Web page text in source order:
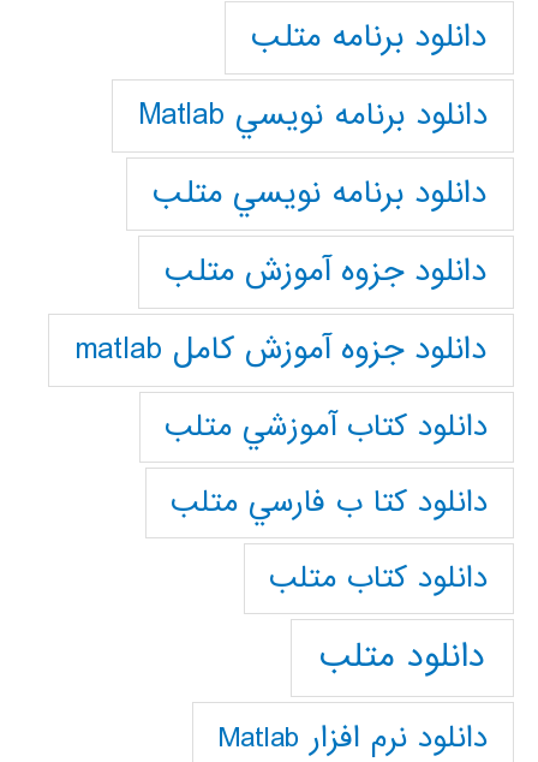
دانلود برنامه متلب
دانلود برنامه نويسي Matlab
دانلود برنامه نويسي متلب
دانلود جزوه آموزش متلب
دانلود جزوه آموزش کامل matlab
دانلود كتاب آموزشي متلب
دانلود كتا ب فارسي متلب
دانلود كتاب متلب
دانلود متلب
دانلود نرم افزار Matlab